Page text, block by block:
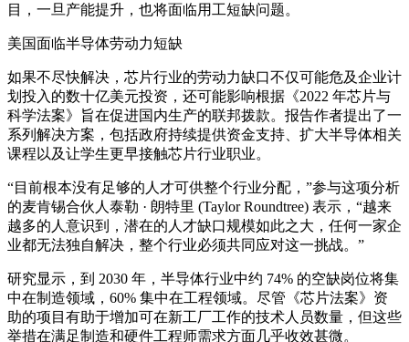
目，一旦产能提升，也将面临用工短缺问题。
美国面临半导体劳动力短缺
如果不尽快解决，芯片行业的劳动力缺口不仅可能危及企业计
划投入的数十亿美元投资，还可能影响根据《2022 年芯片与
科学法案》旨在促进国内生产的联邦拨款。报告作者提出了一
系列解决方案，包括政府持续提供资金支持、扩大半导体相关
课程以及让学生更早接触芯片行业职业。
“目前根本没有足够的人才可供整个行业分配，”参与这项分析
的麦肯锡合伙人泰勒 · 朗特里 (Taylor Roundtree) 表示，“越来
越多的人意识到，潜在的人才缺口规模如此之大，任何一家企
业都无法独自解决，整个行业必须共同应对这一挑战。”
研究显示，到 2030 年，半导体行业中约 74% 的空缺岗位将集
中在制造领域，60% 集中在工程领域。尽管《芯片法案》资
助的项目有助于增加可在新工厂工作的技术人员数量，但这些
举措在满足制造和硬件工程师需求方面几乎收效甚微。